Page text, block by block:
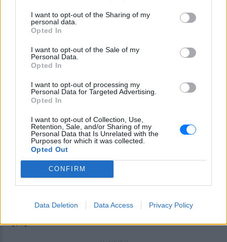
I want to opt-out of the Sharing of my
personal data.
Opted In
I want to opt-out of the Sale of my
Personal Data.
Opted In
I want to opt-out of processing my
Personal Data for Targeted Advertising.
Opted In
I want to opt-out of Collection, Use,
Retention, Sale, and/or Sharing of my
Personal Data that Is Unrelated with the
Purposes for which it was collected.
Opted Out
CONFIRM
Data Deletion Data Access Privacy Policy
τους. Κι αυτό προστατεύει βαθιά την ψυχολογία
τους από το burnout, γιατί όταν κάτι πάει στραβά
επαγγελματικά, δεν καταρρέει ολόκληρη η ύπαρξή
τους μαζί.
Ίσως τελικά η ξεκούραση να είναι μορφή
σοφίας
Οι Σκανδιναβοί δεν έχουν ανακαλύψει κάποιο
“μυστικό” που δεν ξέρουμε. Απλώς αντιμετωπίζουν
τον άνθρωπο σαν οργανισμό που χρειάζεται
αποδίδει συνεχώς. Και ίσως η μεγαλύτερη
φιλοσοφία τους να κρύβεται σε αυτή τη μικρή αλλά
καταφέρνεις — αλλά και το πώς νιώθεις όσο τη
ζεις.